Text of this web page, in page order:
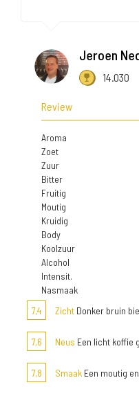
Jeroen
14.030
Review
Aroma
Zoet
Zuur
Bitter
Fruitig
Moutig
Kruidig
Body
Koolzuur
Alcohol
Intensit.
Nasmaak
7,4
Zicht Donker bruin
7,6 Neus Een licht koffie
7,8 Smaak Een moutig